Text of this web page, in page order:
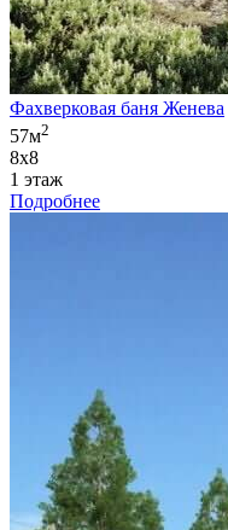
Фахверковая баня Женева
57м2
8х8
1 этаж
Подробнее